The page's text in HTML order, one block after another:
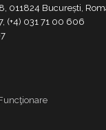
011824 București,
(+4) 031 71 00 606